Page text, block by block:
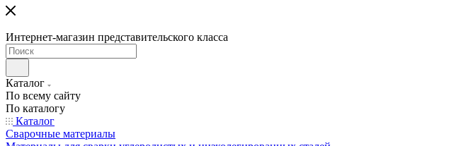
Интернет-магазин представительского класса
Каталог
По всему сайту
По каталогу
Каталог
Сварочные материалы